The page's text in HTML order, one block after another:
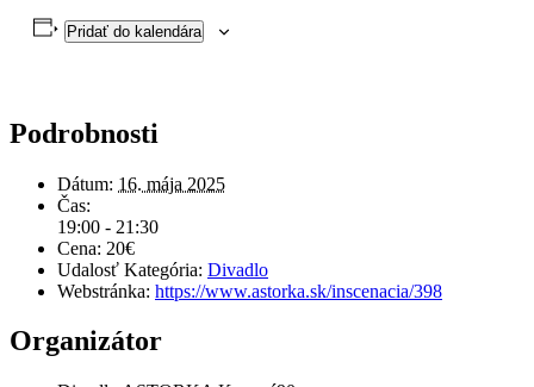
Pridať do kalendára
Podrobnosti
Dátum: 16. mája 2025
Čas:
19:00 - 21:30
Cena: 20€
Udalosť Kategória: Divadlo
Webstránka: https://www.astorka.sk/inscenacia/398
Organizátor